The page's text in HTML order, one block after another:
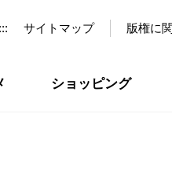
::: サイトマップ 版権に
ショッピング